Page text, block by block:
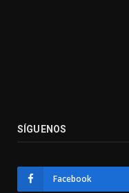
SÍGUENOS
Facebook